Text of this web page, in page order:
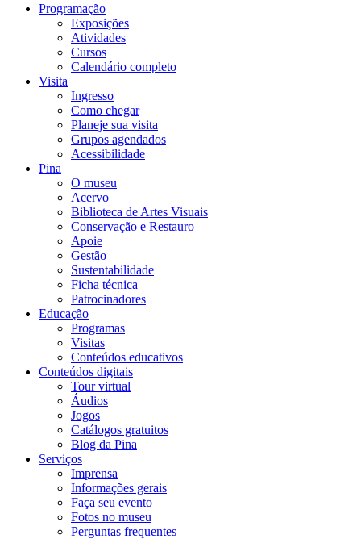
Programação
Exposições
Atividades
Cursos
Calendário completo
Visita
Ingresso
Como chegar
Planeje sua visita
Grupos agendados
Acessibilidade
Pina
O museu
Acervo
Biblioteca de Artes Visuais
Conservação e Restauro
Apoie
Gestão
Sustentabilidade
Ficha técnica
Patrocinadores
Educação
Programas
Visitas
Conteúdos educativos​
Conteúdos digitais
Tour virtual
Áudios
Jogos
Catálogos gratuitos
Blog da Pina
Serviços
Imprensa
Informações gerais
Faça seu evento
Fotos no museu
Perguntas frequentes